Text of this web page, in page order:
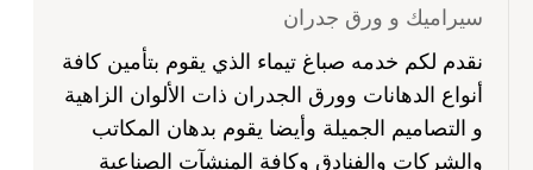
سيراميك و ورق جدران
نقدم لكم خدمه صباغ تيماء الذي يقوم بتأمين كافة
أنواع الدهانات وورق الجدران ذات الألوان الزاهية
و التصاميم الجميلة وأيضا يقوم بدهان المكاتب
والشركات والفنادق وكافة المنشآت الصناعية